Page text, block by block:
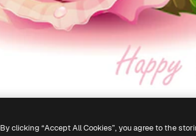
By clicking “Accept All Cookies”, you agree to the